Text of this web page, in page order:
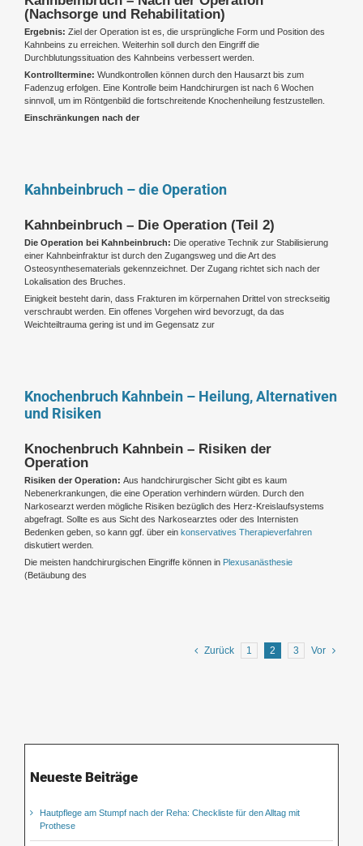
(Nachsorge und Rehabilitation)
Ergebnis: Ziel der Operation ist es, die ursprüngliche Form und Position des
Kahnbeins zu erreichen. Weiterhin soll durch den Eingriff die
Durchblutungssituation des Kahnbeins verbessert werden.
Kontrolltermine: Wundkontrollen können durch den Hausarzt bis zum
Fadenzug erfolgen. Eine Kontrolle beim Handchirurgen ist nach 6 Wochen
sinnvoll, um im Röntgenbild die fortschreitende Knochenheilung festzustellen.
Einschränkungen nach der
Kahnbeinbruch – die Operation
Kahnbeinbruch – Die Operation (Teil 2)
Die Operation bei Kahnbeinbruch: Die operative Technik zur Stabilisierung
einer Kahnbeinfraktur ist durch den Zugangsweg und die Art des
Osteosynthesematerials gekennzeichnet. Der Zugang richtet sich nach der
Lokalisation des Bruches.
Einigkeit besteht darin, dass Frakturen im körpernahen Drittel von streckseitig
verschraubt werden. Ein offenes Vorgehen wird bevorzugt, da das
Weichteiltrauma gering ist und im Gegensatz zur
Knochenbruch Kahnbein – Heilung, Alternativen
und Risiken
Knochenbruch Kahnbein – Risiken der
Operation
Risiken der Operation: Aus handchirurgischer Sicht gibt es kaum
Nebenerkrankungen, die eine Operation verhindern würden. Durch den
Narkosearzt werden mögliche Risiken bezüglich des Herz-Kreislaufsystems
abgefragt. Sollte es aus Sicht des Narkosearztes oder des Internisten
Bedenken geben, so kann ggf. über ein konservatives Therapieverfahren
diskutiert werden
Die meisten handchirurgischen Eingriffe können in Plexusanästhesie
(Betäubung des
Zurück 1 2 3 Vor
Neueste Beiträge
Hautpflege am Stumpf nach der Reha: Checkliste für den Alltag mit
Prothese